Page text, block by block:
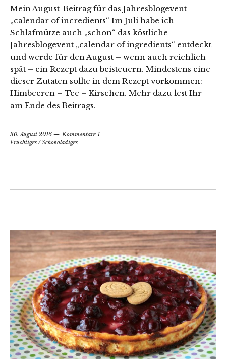
Mein August-Beitrag für das Jahresblogevent
„calendar of incredients“ Im Juli habe ich
Schlafmütze auch „schon“ das köstliche
Jahresblogevent „calendar of ingredients“ entdeckt
und werde für den August – wenn auch reichlich
spät – ein Rezept dazu beisteuern. Mindestens eine
dieser Zutaten sollte in dem Rezept vorkommen:
Himbeeren – Tee – Kirschen. Mehr dazu lest Ihr
am Ende des Beitrags.
30. August 2016
Kommentare 1
Fruchtiges /Schokoladiges